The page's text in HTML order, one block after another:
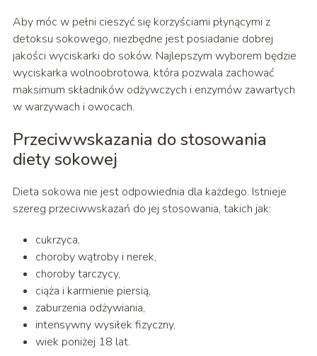
Aby móc w pełni cieszyć się korzyściami płynącymi z
detoksu sokowego, niezbędne jest posiadanie dobrej
jakości wyciskarki do soków. Najlepszym wyborem będzie
wyciskarka wolnoobrotowa, która pozwala zachować
maksimum składników odżywczych i enzymów zawartych
w warzywach i owocach.
Przeciwwskazania do stosowania
diety sokowej
Dieta sokowa nie jest odpowiednia dla każdego. Istnieje
szereg przeciwwskazań do jej stosowania, takich jak:
cukrzyca,
choroby wątroby i nerek,
choroby tarczycy,
ciąża i karmienie piersią,
zaburzenia odżywiania,
intensywny wysiłek fizyczny,
wiek poniżej 18 lat.